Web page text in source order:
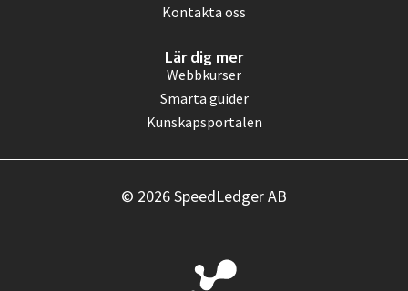
Kontakta oss
Lär dig mer
Webbkurser
Smarta guider
Kunskapsportalen
© 2026 SpeedLedger AB